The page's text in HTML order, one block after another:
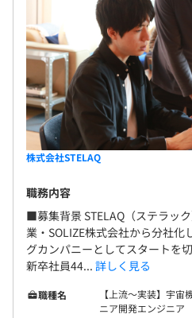
株式会社STELAQ
職務内容
■募集背景 STELAQ（ステラッ
業・SOLIZE株式会社から分社化
グカンパニーとしてスタートを
新卒社員44... 詳しく見る
職種名
【上流～実装】宇
ニア開発エンジニア